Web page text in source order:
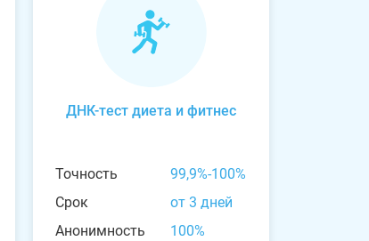
ДНК-тест диета и фитнес
Точность
99,9%-100%
Срок
от 3 дней
Анонимность
100%